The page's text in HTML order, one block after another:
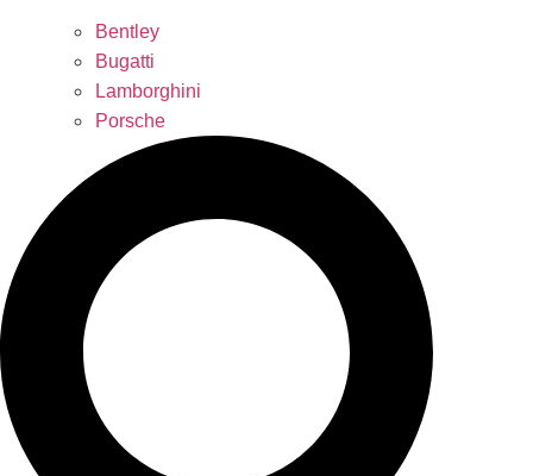
Bentley
Bugatti
Lamborghini
Porsche